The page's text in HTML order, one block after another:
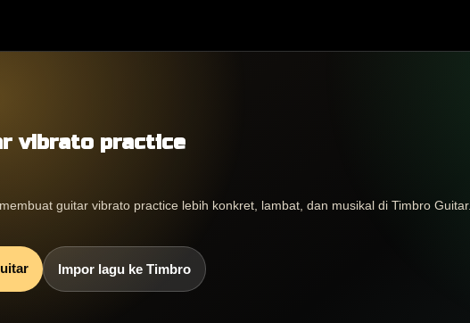
vibrato practice
guitar vibrato practice lebih konkret, lambat, dan musikal di Timbro Guitar.
Impor lagu ke Timbro